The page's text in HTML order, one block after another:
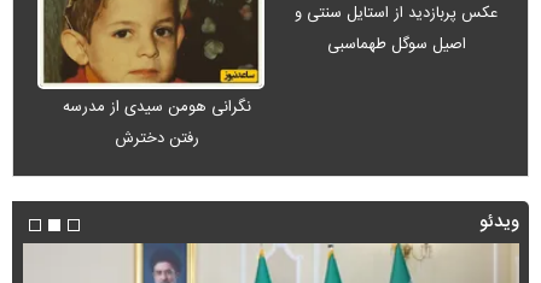
عکس پربازدید از استایل سنتی و
اصیل سوگل طهماسبی
نگرانی هومن سیدی از مدرسه
رفتن دخترش
ویدئو